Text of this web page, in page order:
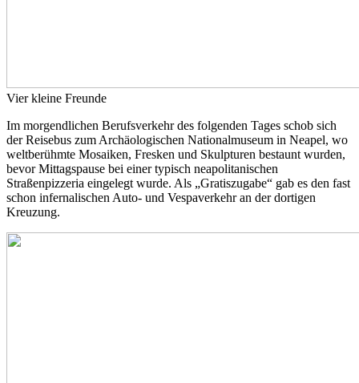
Vier kleine Freunde
Im morgendlichen Berufsverkehr des folgenden Tages schob sich
der Reisebus zum Archäologischen Nationalmuseum in Neapel, wo
weltberühmte Mosaiken, Fresken und Skulpturen bestaunt wurden,
bevor Mittagspause bei einer typisch neapolitanischen
Straßenpizzeria eingelegt wurde. Als „Gratiszugabe“ gab es den fast
schon infernalischen Auto- und Vespaverkehr an der dortigen
Kreuzung.